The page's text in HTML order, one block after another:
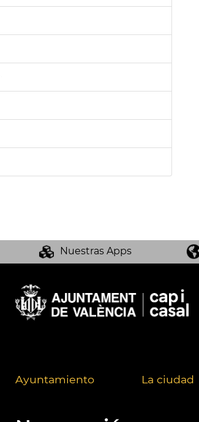
Nuestras Apps
Ayuntamiento La ciudad